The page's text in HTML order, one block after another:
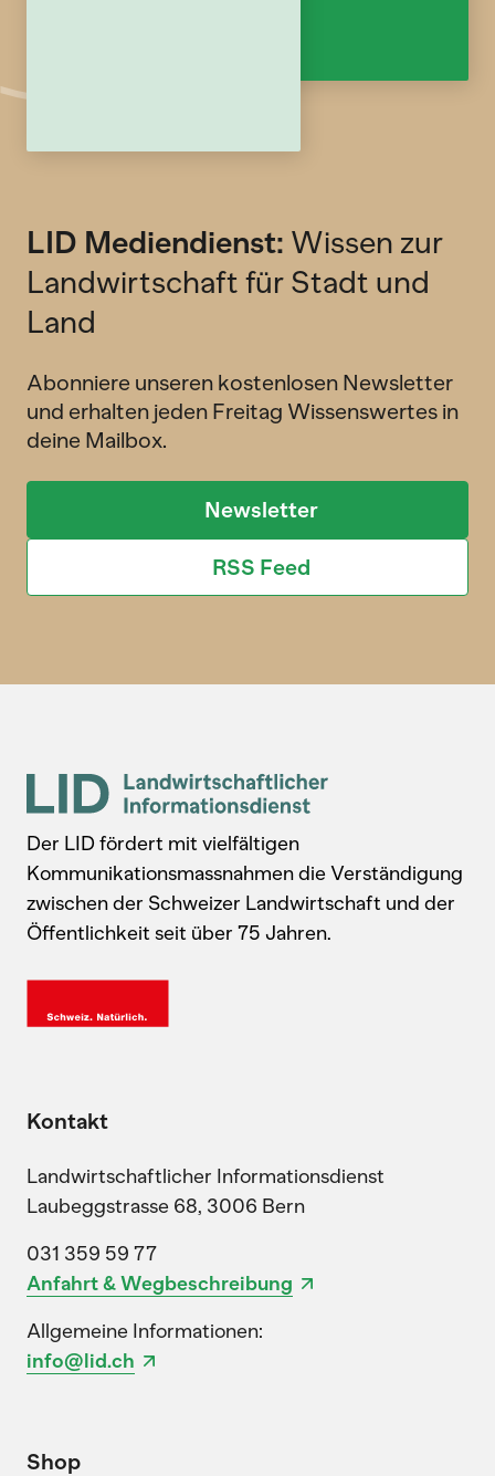
LID Mediendienst: Wissen zur
Landwirtschaft für Stadt und
Land
Abonniere unseren kostenlosen Newsletter
und erhalten jeden Freitag Wissenswertes in
deine Mailbox.
Newsletter
RSS Feed
Der LID fördert mit vielfältigen
Kommunikationsmassnahmen die Verständigung
zwischen der Schweizer Landwirtschaft und der
Öffentlichkeit seit über 75 Jahren.
Kontakt
Landwirtschaftlicher Informationsdienst
Laubeggstrasse 68, 3006 Bern
031 359 59 77
Anfahrt & Wegbeschreibung
Allgemeine Informationen:
info@lid.ch
Shop